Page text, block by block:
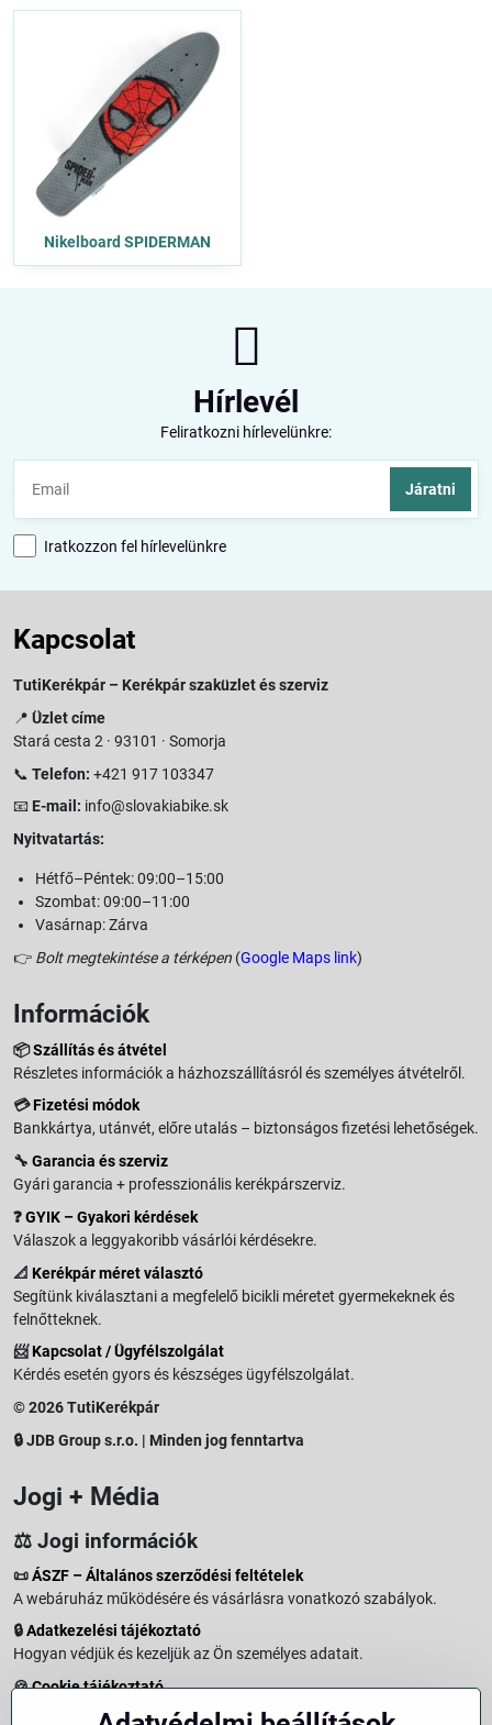
Nikelboard SPIDERMAN
Hírlevél
Feliratkozni hírlevelünkre:
Járatni
Iratkozzon fel hírlevelünkre
Kapcsolat
TutiKerékpár – Kerékpár szaküzlet és szerviz
📍 Üzlet címe
Stará cesta 2 · 93101 · Somorja
📞 Telefon: +421 917 103347
📧 E-mail: info@slovakiabike.sk
Nyitvatartás:
Hétfő–Péntek: 09:00–15:00
Szombat: 09:00–11:00
Vasárnap: Zárva
👉 Bolt megtekintése a térképen (Google Maps link)
Információk
📦Szállítás és átvétel
Részletes információk a házhozszállításról és személyes átvételről.
💳Fizetési módok
Bankkártya, utánvét, előre utalás – biztonságos fizetési lehetőségek.
🔧 Garancia és szerviz
Gyári garancia + professzionális kerékpárszerviz.
❓GYIK – Gyakori kérdések
Válaszok a leggyakoribb vásárlói kérdésekre.
📐 Kerékpár méret választó
Segítünk kiválasztani a megfelelő bicikli méretet gyermekeknek és
felnőtteknek.
📨Kapcsolat / Ügyfélszolgálat
Kérdés esetén gyors és készséges ügyfélszolgálat.
© 2026 TutiKerékpár
🔒 JDB Group s.r.o. | Minden jog fenntartva
Jogi + Média
⚖️ Jogi információk
📜ÁSZF – Általános szerződési feltételek
A webáruház működésére és vásárlásra vonatkozó szabályok.
🔒Adatkezelési tájékoztató
Hogyan védjük és kezeljük az Ön személyes adatait.
🍪Cookie tájékoztató
A weboldalon használt sütikről és adatkezelésről.